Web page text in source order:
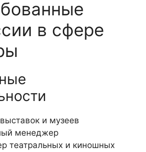
в сфере
и музеев
менеджер
театральных и киношных